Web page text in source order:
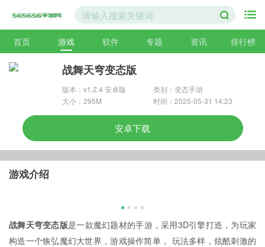
首页 游戏 软件 专题 资讯 排行榜
战舞天穹变态版
版本：v1.2.4 安卓版
类别：变态手游
大小：295M
时间：2025-05-31 14:23
安卓下载
游戏介绍
战舞天穹变态版是一款魔幻题材的手游，采用3D引擎打造，为玩家
构造一个恢弘魔幻大世界，游戏操作简单， 玩法多样，炫酷刺激的